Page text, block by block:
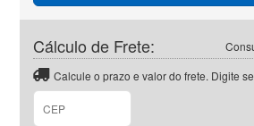
Cálculo de Frete:
Calcule o prazo e valor do frete. Digite